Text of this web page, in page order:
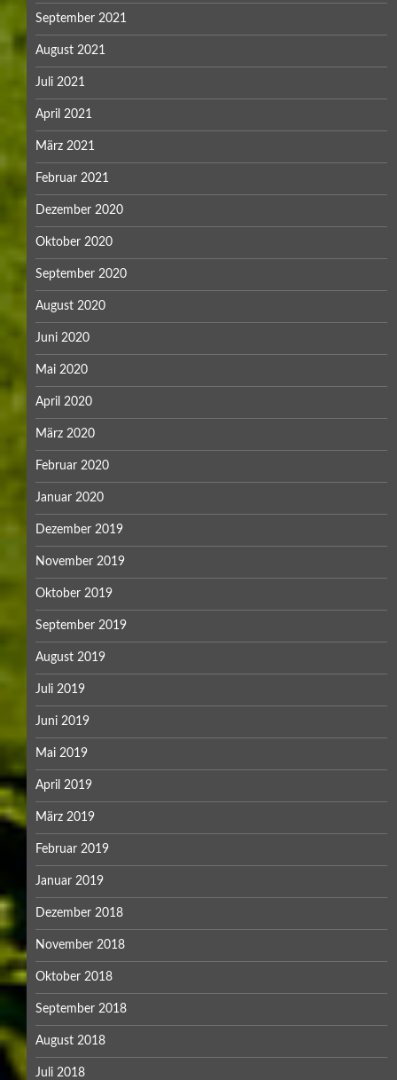
September 2021
August 2021
Juli 2021
April 2021
März 2021
Februar 2021
Dezember 2020
Oktober 2020
September 2020
August 2020
Juni 2020
Mai 2020
April 2020
März 2020
Februar 2020
Januar 2020
Dezember 2019
November 2019
Oktober 2019
September 2019
August 2019
Juli 2019
Juni 2019
Mai 2019
April 2019
März 2019
Februar 2019
Januar 2019
Dezember 2018
November 2018
Oktober 2018
September 2018
August 2018
Juli 2018